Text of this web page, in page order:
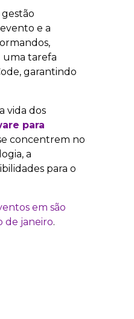
e a
uma tarefa
garantindo
vida dos
para
concentrem no
a
para o
em são
de janeiro.